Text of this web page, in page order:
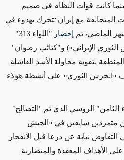
كانت قوات النظام في صميم
المتحالفة مع إيران تتحرك بهدوء في
الماضي، تم إحضار
"اللواء 313"
الثوري الإيراني») و"كتائب رضوان"
لتقوية محاولة الأسد الفاشلة
« الحرس الثوري» على أنشطة هؤلاء
الروسي الذي تم "التصالح"
متمردين سابقين في «الجيش
التفاوض نيابة عن درعا قبل الانفجار
الأهداف المعقدة والمتضاربة